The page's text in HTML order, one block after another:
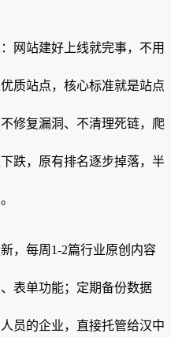
网站建好上线就完事，不用
质站点，核心标准就是站点
修复漏洞、不清理死链，爬
跌，原有排名逐步掉落，半
，每周1-2篇行业原创内容
表单功能；定期备份数据
员的企业，直接托管给汉中